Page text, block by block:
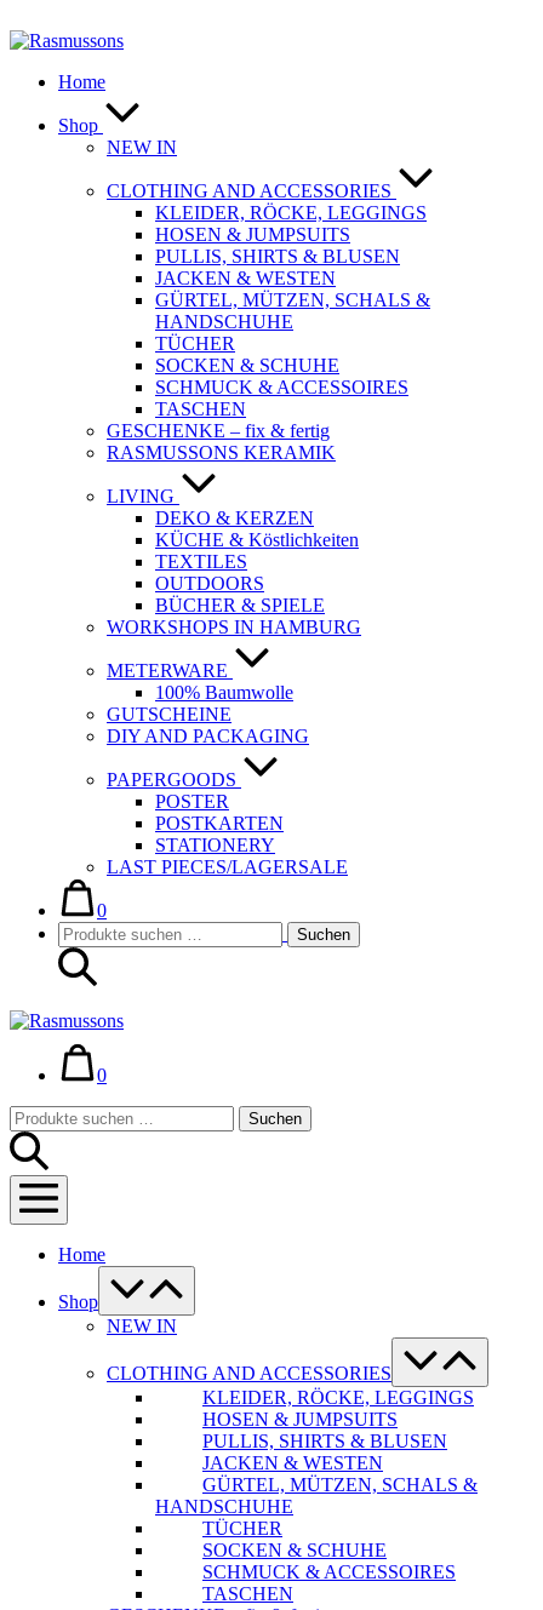
Inhalt
Home
Shop
NEW IN
CLOTHING AND ACCESSORIES
KLEIDER, RÖCKE, LEGGINGS
HOSEN & JUMPSUITS
PULLIS, SHIRTS & BLUSEN
JACKEN & WESTEN
GÜRTEL, MÜTZEN, SCHALS &
HANDSCHUHE
TÜCHER
SOCKEN & SCHUHE
SCHMUCK & ACCESSOIRES
TASCHEN
GESCHENKE – fix & fertig
RASMUSSONS KERAMIK
LIVING
DEKO & KERZEN
KÜCHE & Köstlichkeiten
TEXTILES
OUTDOORS
BÜCHER & SPIELE
WORKSHOPS IN HAMBURG
METERWARE
100% Baumwolle
GUTSCHEINE
DIY AND PACKAGING
PAPERGOODS
POSTER
POSTKARTEN
STATIONERY
LAST PIECES/LAGERSALE
Warenkorb
0im
Warenkorb
Suche-
Schalter
Suchen
nach:
Suchen
Warenkorb
0im
Suche-
Schalter
Suchen
nach:
Suchen
Menü-
Schalter
Home
Shop
Menü-
Schalter
NEW IN
CLOTHING AND ACCESSORIES
Menü-
Schalter
KLEIDER, RÖCKE, LEGGINGS
HOSEN & JUMPSUITS
PULLIS, SHIRTS & BLUSEN
JACKEN & WESTEN
GÜRTEL, MÜTZEN, SCHALS &
HANDSCHUHE
TÜCHER
SOCKEN & SCHUHE
SCHMUCK & ACCESSOIRES
TASCHEN